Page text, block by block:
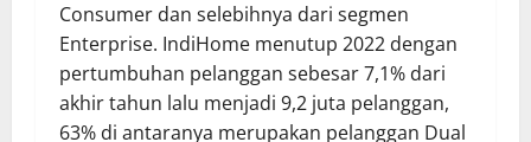
Consumer dan selebihnya dari segmen
Enterprise. IndiHome menutup 2022 dengan
pertumbuhan pelanggan sebesar 7,1% dari
akhir tahun lalu menjadi 9,2 juta pelanggan,
63% di antaranya merupakan pelanggan Dual